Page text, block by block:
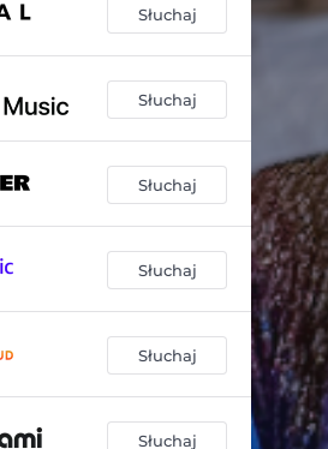
Słuchaj
Słuchaj
Słuchaj
Słuchaj
Słuchaj
Słuchaj